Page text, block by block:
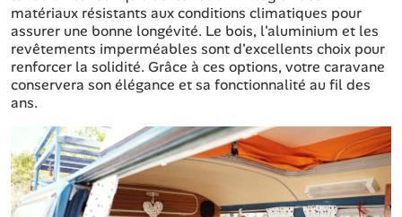
matériaux résistants aux conditions climatiques pour
assurer une bonne longévité. Le bois, l'aluminium et les
revêtements imperméables sont d'excellents choix pour
renforcer la solidité. Grâce à ces options, votre caravane
conservera son élégance et sa fonctionnalité au fil des
ans.